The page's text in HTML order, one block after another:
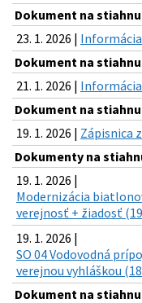
Dokument na
23. 1. 2026 |
Dokument na
21. 1. 2026 |
Dokument na
19. 1. 2026 | Zápisnica
Dokumenty na
19. 1. 2026 |
Modernizácia
verejnosť + žiadosť
19. 1. 2026 |
SO 04 Vodovodná
verejnou vyhláškou
Dokument na